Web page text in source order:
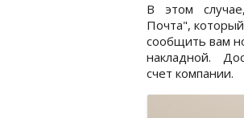
В этом
Почта",
сообщить вам
накладной.
счет компании.